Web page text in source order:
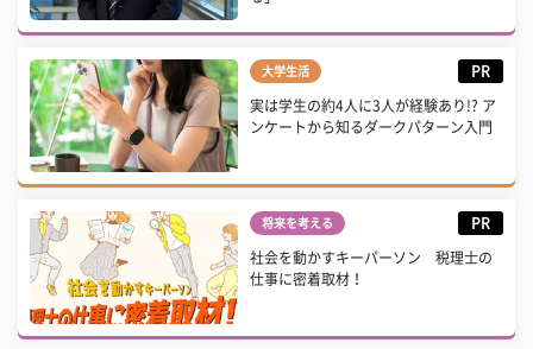
大学生活 PR
実は学生の約4人に3人が経験あり!? ア
ンケートから知るダークパターン入門
将来を考える PR
社会を動かすキーパーソン 税理士の
仕事に密着取材！